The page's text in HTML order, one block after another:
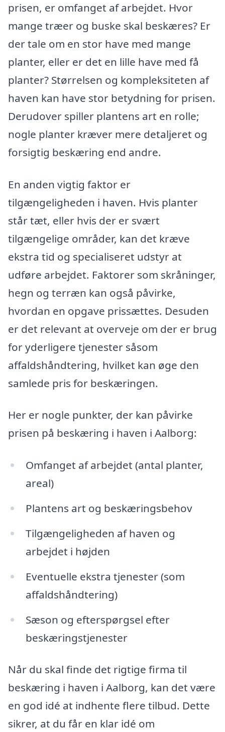
prisen, er omfanget af arbejdet. Hvor
mange træer og buske skal beskæres? Er
der tale om en stor have med mange
planter, eller er det en lille have med få
planter? Størrelsen og kompleksiteten af
haven kan have stor betydning for prisen.
Derudover spiller plantens art en rolle;
nogle planter kræver mere detaljeret og
forsigtig beskæring end andre.
En anden vigtig faktor er
tilgængeligheden i haven. Hvis planter
står tæt, eller hvis der er svært
tilgængelige områder, kan det kræve
ekstra tid og specialiseret udstyr at
udføre arbejdet. Faktorer som skråninger,
hegn og terræn kan også påvirke,
hvordan en opgave prissættes. Desuden
er det relevant at overveje om der er brug
for yderligere tjenester såsom
affaldshåndtering, hvilket kan øge den
samlede pris for beskæringen.
Her er nogle punkter, der kan påvirke
prisen på beskæring i haven i Aalborg:
Omfanget af arbejdet (antal planter,
areal)
Plantens art og beskæringsbehov
Tilgængeligheden af haven og
arbejdet i højden
Eventuelle ekstra tjenester (som
affaldshåndtering)
Sæson og efterspørgsel efter
beskæringstjenester
Når du skal finde det rigtige firma til
beskæring i haven i Aalborg, kan det være
en god idé at indhente flere tilbud. Dette
sikrer, at du får en klar idé om